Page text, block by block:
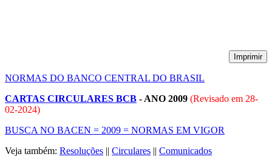
Imprimir
NORMAS DO BANCO CENTRAL DO BRASIL
CARTAS CIRCULARES BCB - ANO 2009 (Revisado em 28-
02-2024)
BUSCA NO BACEN = 2009 = NORMAS EM VIGOR
Veja também: Resoluções || Circulares || Comunicados